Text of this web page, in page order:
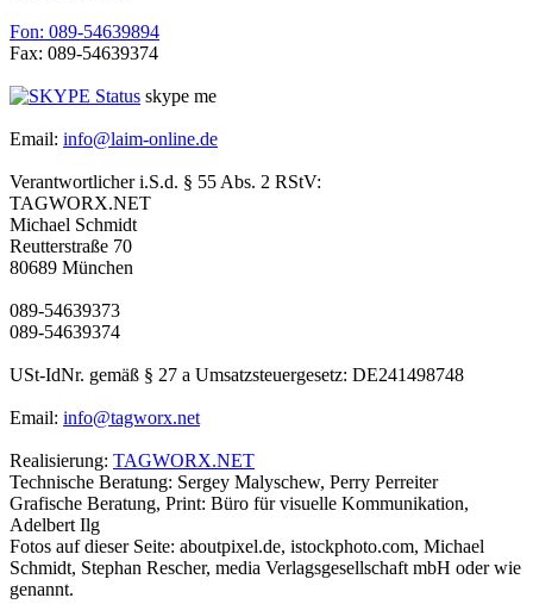
Fon: 089-54639894
Fax: 089-54639374
skype me
Email: info@laim-online.de
Verantwortlicher i.S.d. § 55 Abs. 2 RStV:
TAGWORX.NET
Michael Schmidt
Reutterstraße 70
80689 München
089-54639373
089-54639374
USt-IdNr. gemäß § 27 a Umsatzsteuergesetz: DE241498748
Email: info@tagworx.net
Realisierung: TAGWORX.NET
Technische Beratung: Sergey Malyschew, Perry Perreiter
Grafische Beratung, Print: Büro für visuelle Kommunikation,
Adelbert Ilg
Fotos auf dieser Seite: aboutpixel.de, istockphoto.com, Michael
Schmidt, Stephan Rescher, media Verlagsgesellschaft mbH oder wie
genannt.